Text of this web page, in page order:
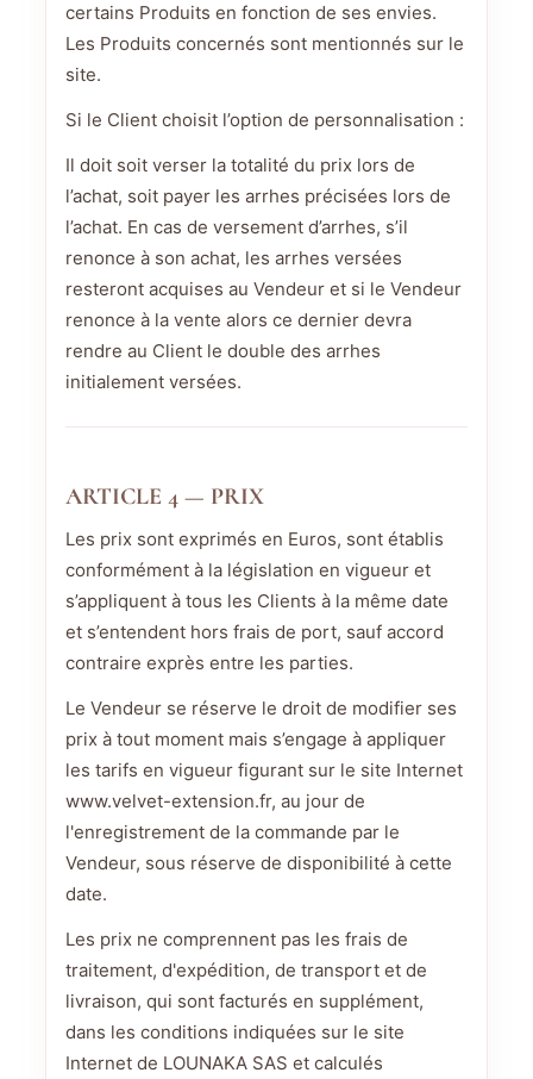
certains Produits en fonction de ses envies.
Les Produits concernés sont mentionnés sur le
site.
Si le Client choisit l’option de personnalisation :
Il doit soit verser la totalité du prix lors de
l’achat, soit payer les arrhes précisées lors de
l’achat. En cas de versement d’arrhes, s’il
renonce à son achat, les arrhes versées
resteront acquises au Vendeur et si le Vendeur
renonce à la vente alors ce dernier devra
rendre au Client le double des arrhes
initialement versées.
ARTICLE 4 — PRIX
Les prix sont exprimés en Euros, sont établis
conformément à la législation en vigueur et
s’appliquent à tous les Clients à la même date
et s’entendent hors frais de port, sauf accord
contraire exprès entre les parties.
Le Vendeur se réserve le droit de modifier ses
prix à tout moment mais s’engage à appliquer
les tarifs en vigueur figurant sur le site Internet
www.velvet-extension.fr, au jour de
l'enregistrement de la commande par le
Vendeur, sous réserve de disponibilité à cette
date.
Les prix ne comprennent pas les frais de
traitement, d'expédition, de transport et de
livraison, qui sont facturés en supplément,
dans les conditions indiquées sur le site
Internet de LOUNAKA SAS et calculés